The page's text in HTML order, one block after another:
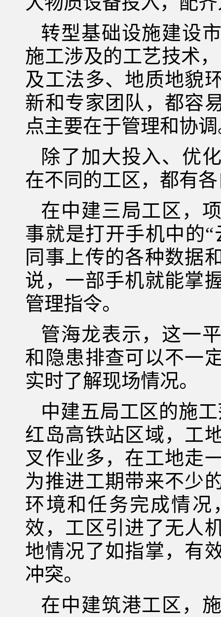
转型基础设施建设
施工涉及的工艺技术
及工法多、地质地貌
新和专家团队，都容
点主要在于管理和协
除了加大投入、优
在不同的工区，都有
在中建三局工区，
事就是打开手机中的
同事上传的各种数据
说，一部手机就能掌
管理指令。
管海龙表示，这一
和隐患排查可以不一
实时了解现场情况。
中建五局工区的施
红岛高铁站区域，工
叉作业多，在工地走
为推进工期带来不少
环境和任务完成情
效，工区引进了无人
地情况了如指掌，有
冲突。
在中建筑港工区，